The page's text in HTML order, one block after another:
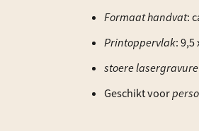
Formaat handvat:
Printoppervlak: 9,5
stoere lasergravure
Geschikt voor